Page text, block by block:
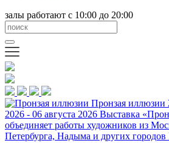
залы работают с 10:00 до 20:00
Пронзая иллюзии
2026 - 06 августа 2026 Выставка
объединяет работы художников из
Петербурга, Надыма и других